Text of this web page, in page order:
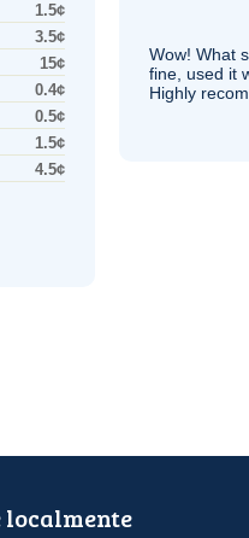
1.5¢
3.5¢
15¢
0.4¢
0.5¢
1.5¢
4.5¢
Wow! What
fine, used it
Highly
localmente